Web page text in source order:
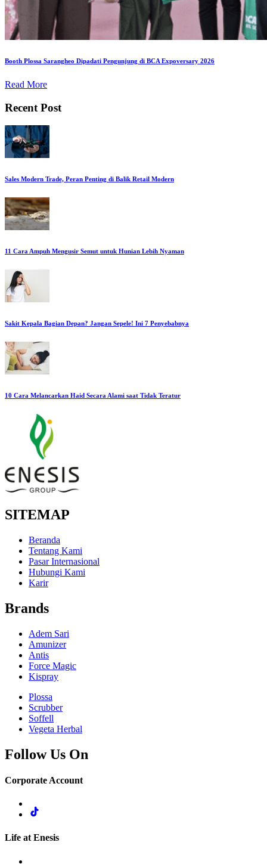
Booth Plossa Sarangheo Dipadati Pengunjung di BCA Expoversary 2026
Read More
Recent Post
Sales Modern Trade, Peran Penting di Balik Retail Modern
11 Cara Ampuh Mengusir Semut untuk Hunian Lebih Nyaman
Sakit Kepala Bagian Depan? Jangan Sepele! Ini 7 Penyebabnya
10 Cara Melancarkan Haid Secara Alami saat Tidak Teratur
SITEMAP
Beranda
Tentang Kami
Pasar Internasional
Hubungi Kami
Karir
Brands
Adem Sari
Amunizer
Antis
Force Magic
Kispray
Plossa
Scrubber
Soffell
Vegeta Herbal
Follow Us On
Corporate Account
Life at Enesis